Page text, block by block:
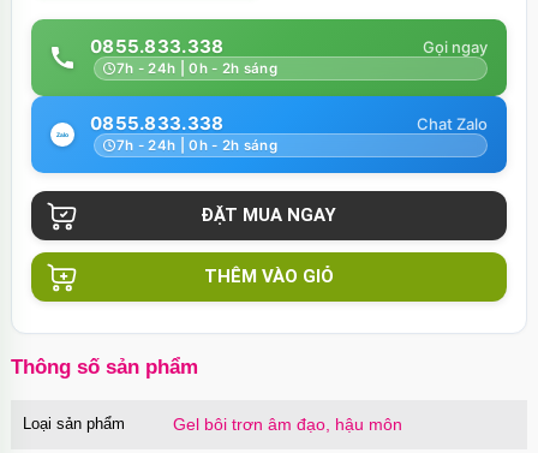
0855.833.338
7h - 24h | 0h - 2h sáng
0855.833.338
7h - 24h | 0h - 2h sáng
THÊM VÀO GIỎ
Thông số sản phẩm
Loại sản phẩm Gel bôi trơn âm đạo, hậu môn